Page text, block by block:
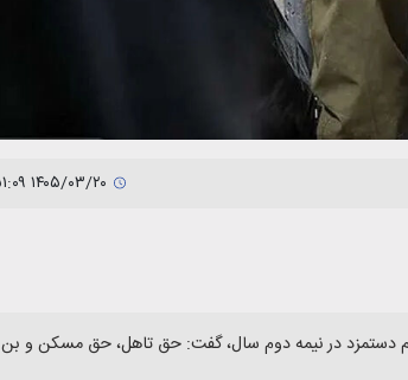
دستمزد در نیمه دوم سال، گفت: حق تاهل، حق مسکن و بن